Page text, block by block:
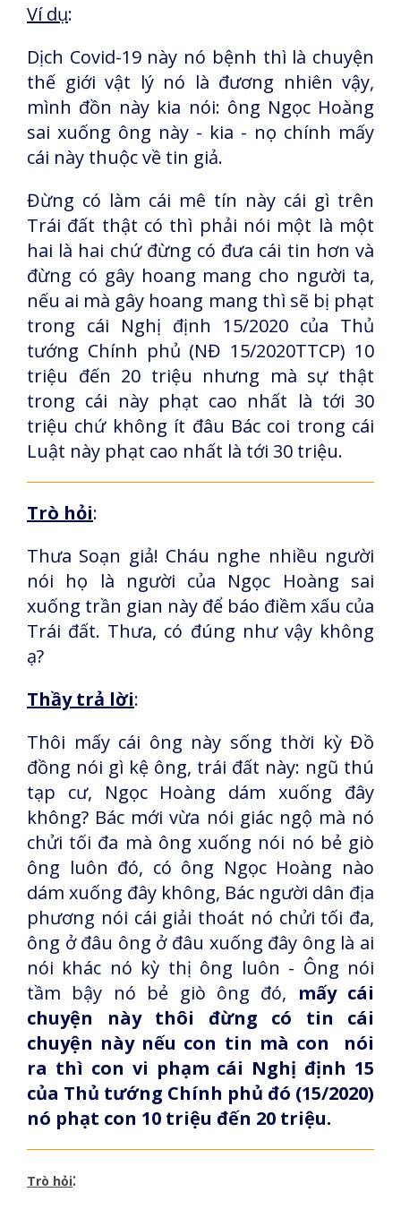
Ví dụ:
Dịch Covid-19 này nó bệnh thì là chuyện
thế giới vật lý nó là đương nhiên vậy,
mình đồn này kia nói: ông Ngọc Hoàng
sai xuống ông này - kia - nọ chính mấy
cái này thuộc về tin giả.
Đừng có làm cái mê tín này cái gì trên
Trái đất thật có thì phải nói một là một
hai là hai chứ đừng có đưa cái tin hơn và
đừng có gây hoang mang cho người ta,
nếu ai mà gây hoang mang thì sẽ bị phạt
trong cái Nghị định 15/2020 của Thủ
tướng Chính phủ (NĐ 15/2020TTCP) 10
triệu đến 20 triệu nhưng mà sự thật
trong cái này phạt cao nhất là tới 30
triệu chứ không ít đâu Bác coi trong cái
Luật này phạt cao nhất là tới 30 triệu.
Trò hỏi:
Thưa Soạn giả! Cháu nghe nhiều người
nói họ là người của Ngọc Hoàng sai
xuống trần gian này để báo điềm xấu của
Trái đất. Thưa, có đúng như vậy không
ạ?
Thầy trả lời:
Thôi mấy cái ông này sống thời kỳ Đồ
đồng nói gì kệ ông, trái đất này: ngũ thú
tạp cư, Ngọc Hoàng dám xuống đây
không? Bác mới vừa nói giác ngộ mà nó
chửi tối đa mà ông xuống nói nó bẻ giò
ông luôn đó, có ông Ngọc Hoàng nào
dám xuống đây không, Bác người dân địa
phương nói cái giải thoát nó chửi tối đa,
ông ở đâu ông ở đâu xuống đây ông là ai
nói khác nó kỳ thị ông luôn - Ông nói
tầm bậy nó bẻ giò ông đó, mấy cái
chuyện này thôi đừng có tin cái
chuyện này nếu con tin mà con nói
ra thì con vi phạm cái Nghị định 15
của Thủ tướng Chính phủ đó (15/2020)
nó phạt con 10 triệu đến 20 triệu.
Trò hỏi: